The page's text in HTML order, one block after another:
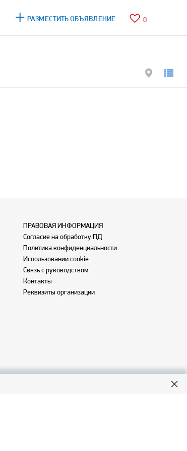
РАЗМЕСТИТЬ ОБЪЯВЛЕНИЕ 0
ПРАВОВАЯ ИНФОРМАЦИЯ
Согласие на обработку ПД
Политика конфиденциальности
Использовании cookie
Связь с руководством
Контакты
Реквизиты организации